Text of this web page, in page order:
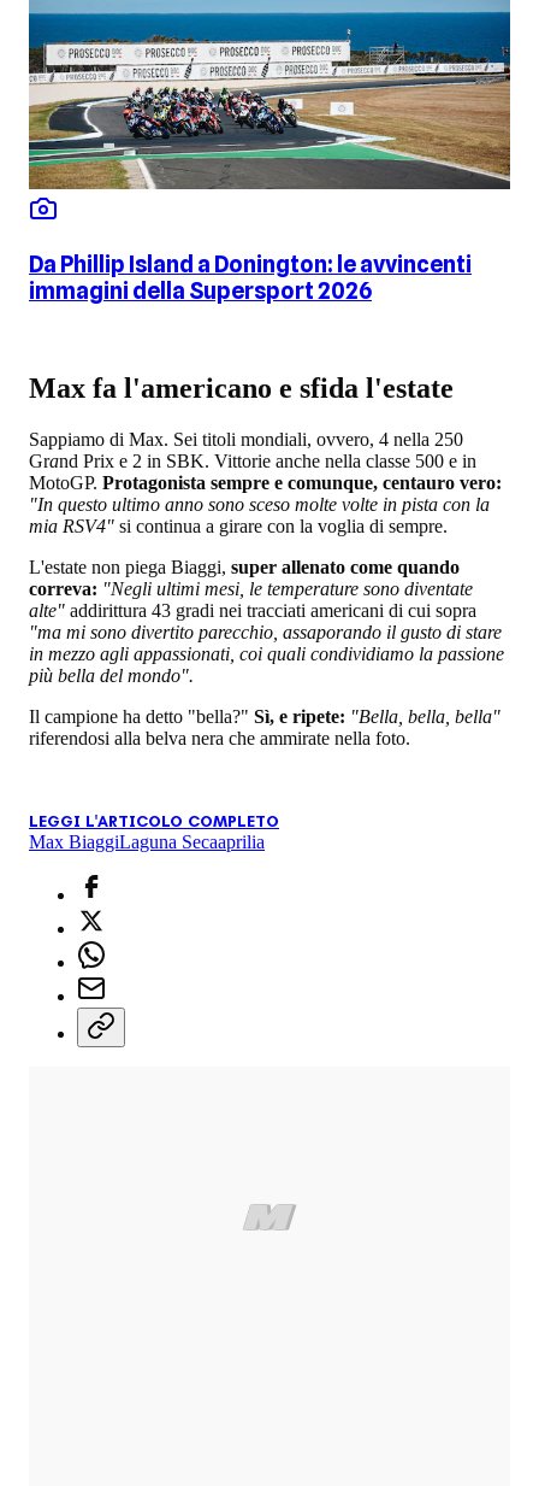
Da Phillip Island a Donington: le avvincenti
immagini della Supersport 2026
Max fa l'americano e sfida l'estate
Sappiamo di Max. Sei titoli mondiali, ovvero, 4 nella 250
Grand Prix e 2 in SBK. Vittorie anche nella classe 500 e in
MotoGP. Protagonista sempre e comunque, centauro vero:
"In questo ultimo anno sono sceso molte volte in pista con la
mia RSV4" si continua a girare con la voglia di sempre.
L'estate non piega Biaggi, super allenato come quando
correva: "Negli ultimi mesi, le temperature sono diventate
alte" addirittura 43 gradi nei tracciati americani di cui sopra
"ma mi sono divertito parecchio, assaporando il gusto di stare
in mezzo agli appassionati, coi quali condividiamo la passione
più bella del mondo".
Il campione ha detto "bella?" Sì, e ripete: "Bella, bella, bella"
riferendosi alla belva nera che ammirate nella foto.
LEGGI L'ARTICOLO COMPLETO
Max BiaggiLaguna Secaaprilia